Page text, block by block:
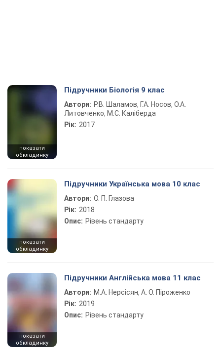
показати
обкладинку
Підручники Біологія 9 клас
Автори: Р.В. Шаламов, Г.А. Носов, О.А.
Литовченко, М.С. Каліберда
Рік: 2017
показати
обкладинку
Підручники Українська мова 10 клас
Автори: О. П. Глазова
Рік: 2018
Опис: Рівень стандарту
показати
обкладинку
Підручники Англійська мова 11 клас
Автори: М.А. Нерсісян, А. О. Піроженко
Рік: 2019
Опис: Рівень стандарту